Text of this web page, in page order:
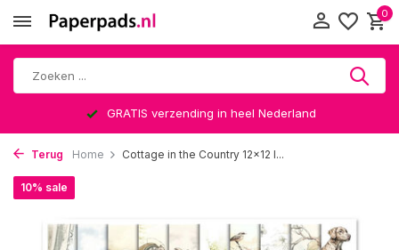
0
GRATIS verzending in heel Nederland
Terug Home Cottage in the Country 12x12 I...
10% sale